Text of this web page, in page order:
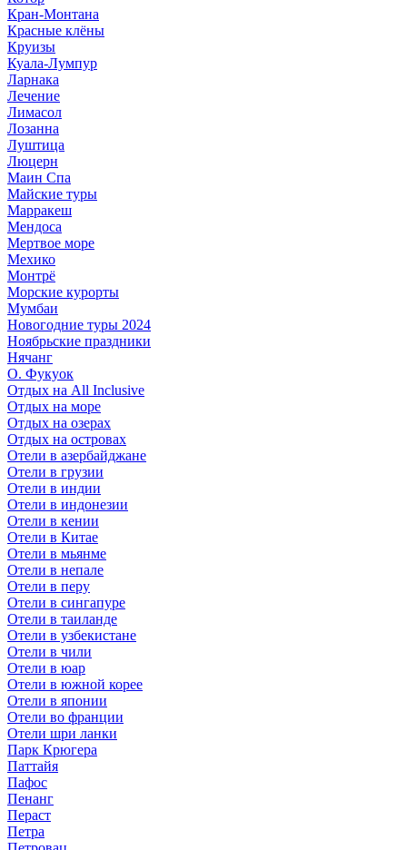
Кран-Монтана
Красные клёны
Круизы
Куала-Лумпур
Ларнака
Лечение
Лимасол
Лозанна
Луштица
Люцерн
Маин Спа
Майские туры
Марракеш
Мендоса
Мертвое море
Мехико
Монтрё
Морские курорты
Мумбаи
Новогодние туры 2024
Ноябрьские праздники
Нячанг
О. Фукуок
Отдых на All Inclusive
Отдых на море
Отдых на озерах
Отдых на островах
Отели в азербайджане
Отели в грузии
Отели в индии
Отели в индонезии
Отели в кении
Отели в Китае
Отели в мьянме
Отели в непале
Отели в перу
Отели в сингапуре
Отели в таиланде
Отели в узбекистане
Отели в чили
Отели в юар
Отели в южной корее
Отели в японии
Отели во франции
Отели шри ланки
Парк Крюгера
Паттайя
Пафос
Пенанг
Пераст
Петра